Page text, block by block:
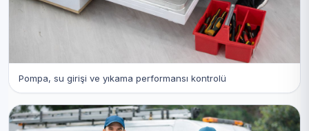
Pompa, su girişi ve yıkama performansı kontrolü